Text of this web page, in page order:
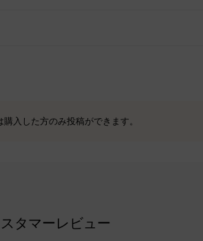
購入した方のみ投稿ができます。
タマーレビュー